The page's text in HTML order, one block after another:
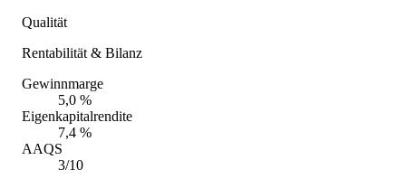
Qualität
Rentabilität & Bilanz
Gewinnmarge
5,0 %
Eigenkapitalrendite
7,4 %
AAQS
3/10